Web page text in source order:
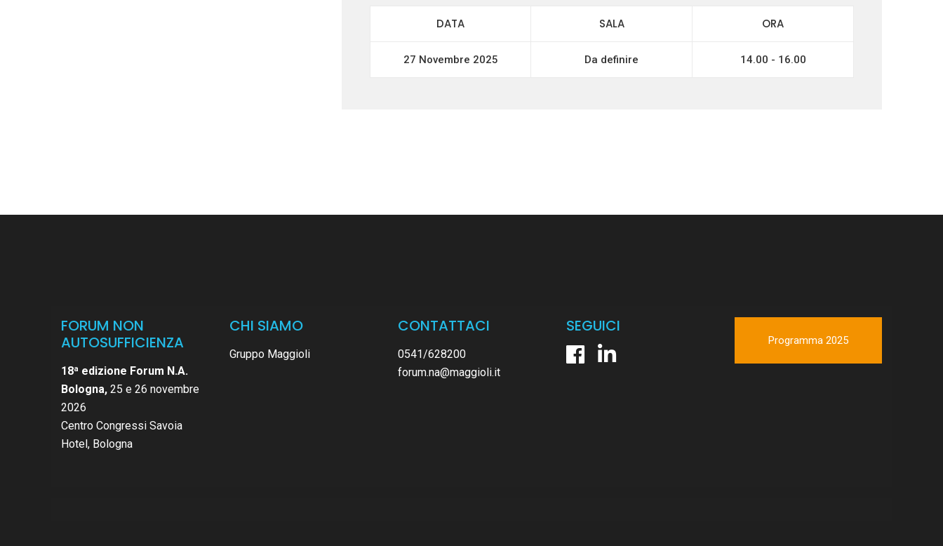
DATA SALA ORA
27 Novembre 2025 Da definire 14.00 - 16.00
FORUM NON
AUTOSUFFICIENZA
18ª edizione Forum N.A.
Bologna, 25 e 26 novembre
2026
Centro Congressi Savoia
Hotel, Bologna
CHI SIAMO
Gruppo Maggioli
CONTATTACI
0541/628200
forum.na@maggioli.it
SEGUICI
Programma 2025